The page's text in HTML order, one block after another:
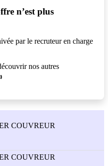
n’est plus
par le recruteur en charge
nos autres
COUVREUR
COUVREUR